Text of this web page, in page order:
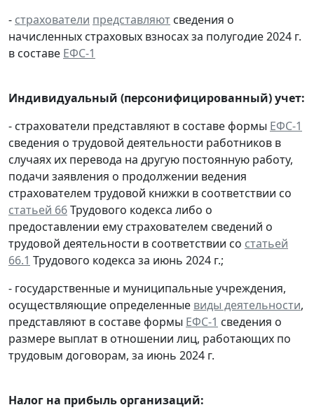
- страхователи представляют сведения о
начисленных страховых взносах за полугодие 2024 г.
в составе ЕФС-1
Индивидуальный (персонифицированный) учет:
- страхователи представляют в составе формы ЕФС-1
сведения о трудовой деятельности работников в
случаях их перевода на другую постоянную работу,
подачи заявления о продолжении ведения
страхователем трудовой книжки в соответствии со
статьей 66Трудового кодекса либо о
предоставлении ему страхователем сведений о
трудовой деятельности в соответствии со статьей
66.1 Трудового кодекса за июнь 2024 г.;
- государственные и муниципальные учреждения,
осуществляющие определенные виды деятельности,
представляют в составе формы ЕФС-1 сведения о
размере выплат в отношении лиц, работающих по
трудовым договорам, за июнь 2024 г.
Налог на прибыль организаций: